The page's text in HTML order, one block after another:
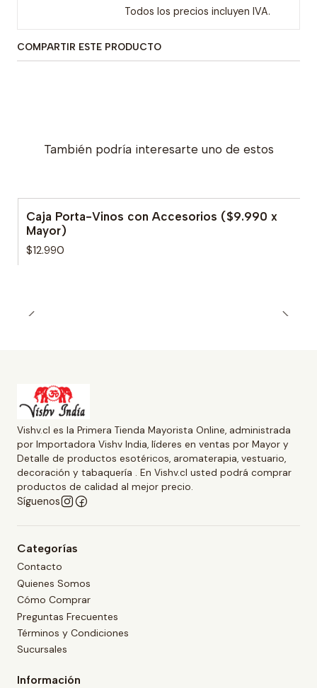
Todos los precios incluyen IVA.
COMPARTIR ESTE PRODUCTO
También podría interesarte uno de estos
Caja Porta-Vinos con Accesorios ($9.990 x
Mayor)
$12.990
Vishv.cl es la Primera Tienda Mayorista Online, administrada
por Importadora Vishv India, líderes en ventas por Mayor y
Detalle de productos esotéricos, aromaterapia, vestuario,
decoración y tabaquería . En Vishv.cl usted podrá comprar
productos de calidad al mejor precio.
Síguenos
Categorías
Contacto
Quienes Somos
Cómo Comprar
Preguntas Frecuentes
Términos y Condiciones
Sucursales
Información